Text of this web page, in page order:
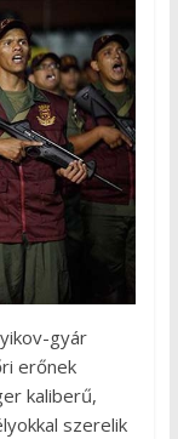
gyár
erőnek
kaliberű,
szerelik